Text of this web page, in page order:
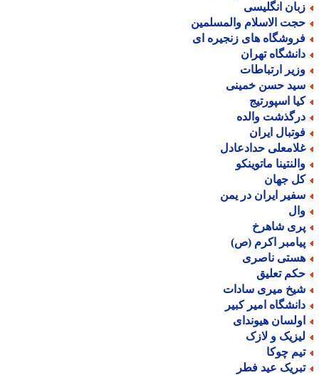
انگلیسی
الاسلام والمسلمین
های زنجیره ای
تهران
ارتباطات
حسن خمینی
اسپورتیج
والده
ایران
حدادعادل
ماتوینکو
جهان
ایران در یمن
شاهرخ
اکرم (ص)
ناصری
تعلیق
میری سادات
امیر کبیر
هیوندای
و لازک
چوکا
عید فطر